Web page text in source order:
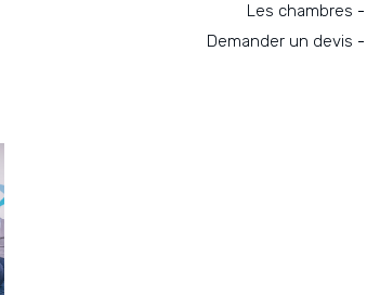
Les chambres
Demander un devis